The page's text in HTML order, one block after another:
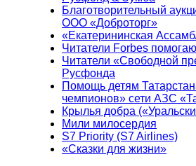
Благотворительный
ООО «Доброторг»
«Екатерининская
Читатели Forbes
Читатели «Свободной
Русфонда
Помощь детям
чемпионов» сети АЗС
Крылья добра
Мили милосердия
S7 Priority (S7 Airlines)
«Сказки для жизни»